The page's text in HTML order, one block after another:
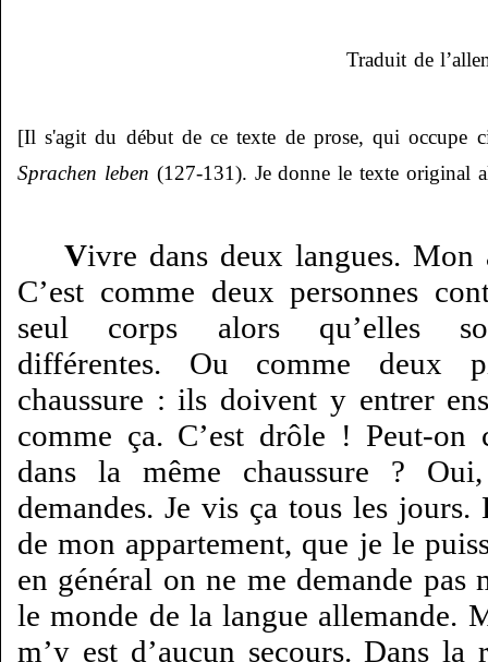
Traduit de
[Il s'agit du début de ce texte de prose, qui occupe
Sprachen leben (127-131). Je donne le texte
Vivre dans deux langues.
C’est comme deux personnes
seul corps alors qu’elles
différentes. Ou comme deux
chaussure : ils doivent y entrer
comme ça. C’est drôle ! Peut-on
dans la même chaussure ?
demandes. Je vis ça tous les
de mon appartement, que je le
en général on ne me demande pas
le monde de la langue allemande.
m’y est d’aucun secours. Dans